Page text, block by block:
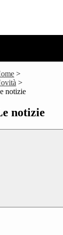
>
>
notizie
notizie